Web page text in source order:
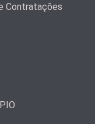
Contratações